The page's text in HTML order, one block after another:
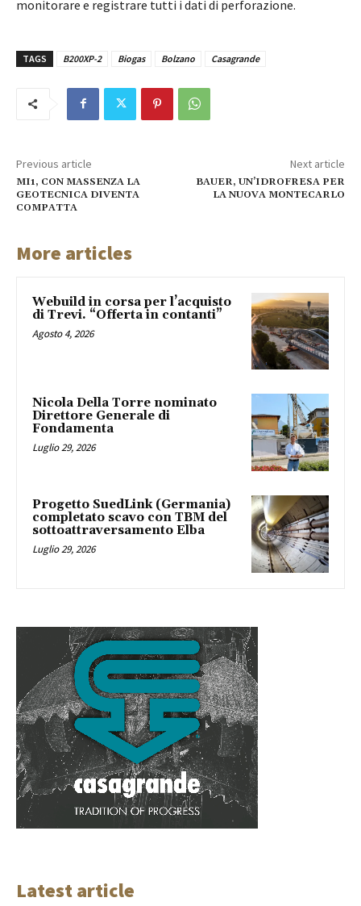
monitorare e registrare tutti i dati di perforazione.
TAGS B200XP-2 Biogas Bolzano Casagrande
Previous article
MI1, CON MASSENZA LA
GEOTECNICA DIVENTA
COMPATTA
Next article
BAUER, UN’IDROFRESA PER
LA NUOVA MONTECARLO
More articles
Webuild in corsa per l’acquisto
di Trevi. “Offerta in contanti”
Agosto 4, 2026
Nicola Della Torre nominato
Direttore Generale di
Fondamenta
Luglio 29, 2026
Progetto SuedLink (Germania)
completato scavo con TBM del
sottoattraversamento Elba
Luglio 29, 2026
Latest article